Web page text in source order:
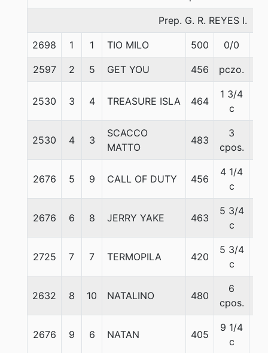
Prep. G. R. REYES I.
2698 1 1 TIO MILO 500 0/0
2597 2 5 GET YOU 456 pczo.
2530 3 4 TREASURE ISLA 464
1 3/4
c
2530 4 3
SCACCO
MATTO
483
3
cpos.
2676 5 9 CALL OF DUTY 456
4 1/4
c
2676 6 8 JERRY YAKE 463
5 3/4
c
2725 7 7 TERMOPILA 420
5 3/4
c
2632 8 10 NATALINO 480
6
cpos.
2676 9 6 NATAN 405
9 1/4
c